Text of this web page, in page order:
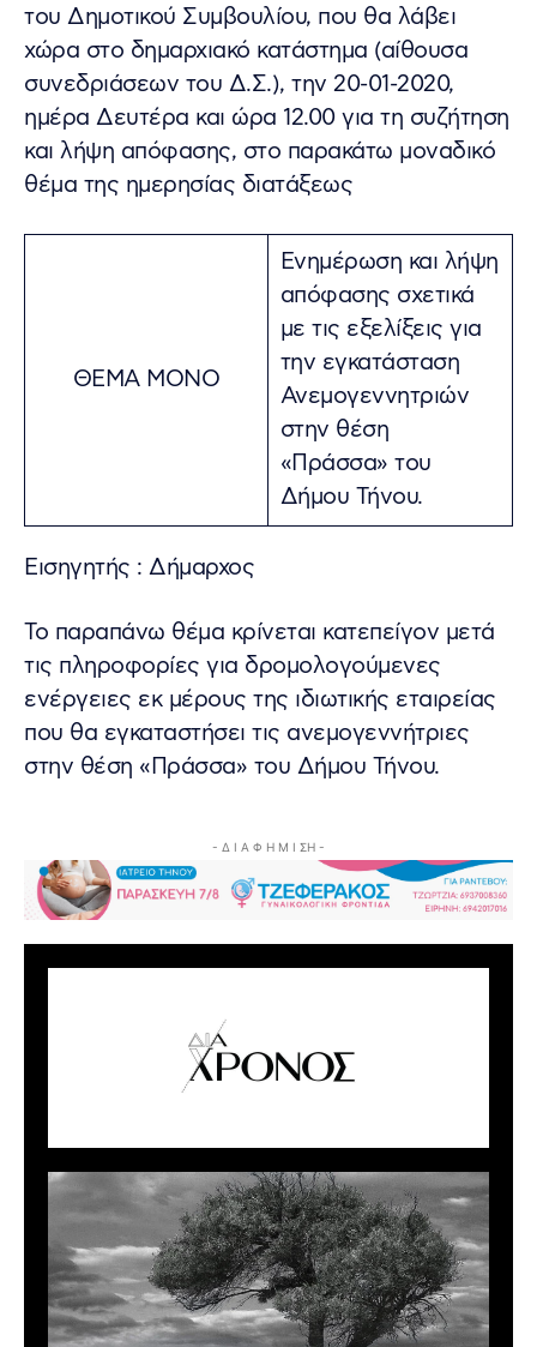
του Δημοτικού Συμβουλίου, που θα λάβει
χώρα στο δημαρχιακό κατάστημα (αίθουσα
συνεδριάσεων του Δ.Σ.), την 20-01-2020,
ημέρα Δευτέρα και ώρα 12.00 για τη συζήτηση
και λήψη απόφασης, στο παρακάτω μοναδικό
θέμα της ημερησίας διατάξεως
ΘΕΜΑ ΜΟΝΟ
Ενημέρωση και λήψη
απόφασης σχετικά
με τις εξελίξεις για
την εγκατάσταση
Ανεμογεννητριών
στην θέση
«Πράσσα» του
Δήμου Τήνου.
Εισηγητής : Δήμαρχος
Το παραπάνω θέμα κρίνεται κατεπείγον μετά
τις πληροφορίες για δρομολογούμενες
ενέργειες εκ μέρους της ιδιωτικής εταιρείας
που θα εγκαταστήσει τις ανεμογεννήτριες
στην θέση «Πράσσα» του Δήμου Τήνου.
- Δ Ι Α Φ Η Μ Ι ΣΗ -